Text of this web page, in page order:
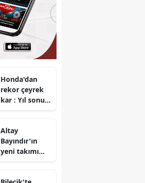
Honda'dan
rekor çeyrek
kar : Yıl sonu
Altay
Bayındır'ın
yeni takımı